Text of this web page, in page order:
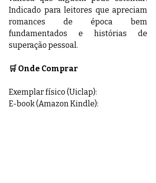
Indicado para leitores que apreciam
romances de época bem
fundamentados e histórias de
superação pessoal.
🛒 Onde Comprar
Exemplar físico (Uiclap):
E-book (Amazon Kindle):